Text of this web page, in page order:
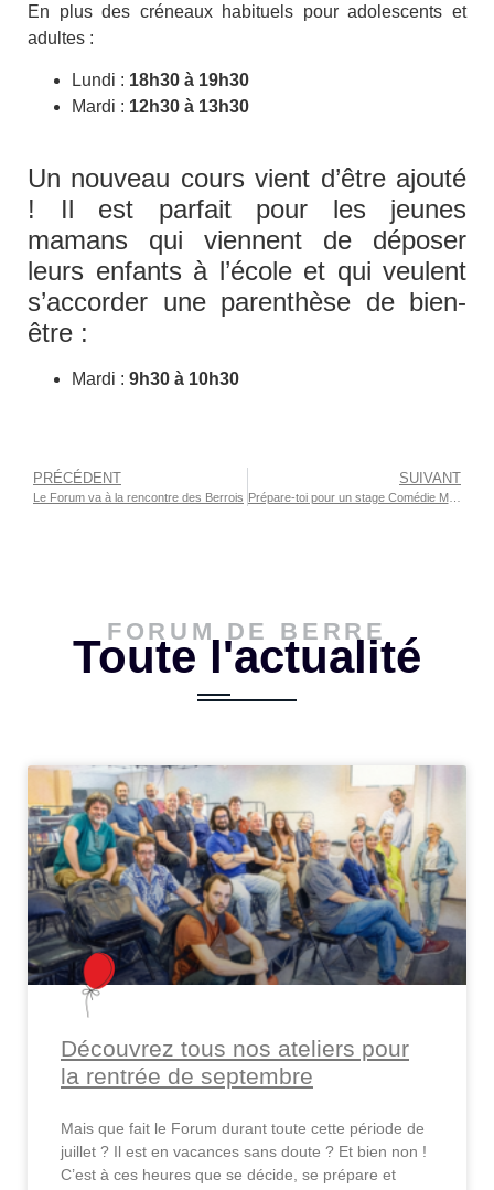
En plus des créneaux habituels pour adolescents et
adultes :
Lundi : 18h30 à 19h30
Mardi : 12h30 à 13h30
Un nouveau cours vient d’être ajouté
! Il est parfait pour les jeunes
mamans qui viennent de déposer
leurs enfants à l’école et qui veulent
s’accorder une parenthèse de bien-
être :
Mardi : 9h30 à 10h30
PRÉCÉDENT
Le Forum va à la rencontre des Berrois
SUIVANT
Prépare-toi pour un stage Comédie Musicale au Forum !
FORUM DE BERRE
Toute l'actualité
Découvrez tous nos ateliers pour
la rentrée de septembre
Mais que fait le Forum durant toute cette période de
juillet ? Il est en vacances sans doute ? Et bien non !
C’est à ces heures que se décide, se prépare et